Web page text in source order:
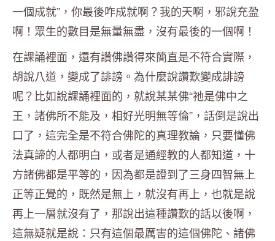
一個成就”，你最後咋成就啊？我的天啊，邪說充盈
啊！眾生的數目是無量無盡，沒有最後的一個啊！
在課誦裡面，還有讚佛讚得來簡直是不符合實際，
胡說八道，變成了誹謗。為什麼說讚歎變成誹謗
呢？比如說課誦裡面的，就說某某佛“祂是佛中之
王，諸佛所不能及，相好光明無等倫”，話倒是說出
口了，這完全是不符合佛陀的真理教論，只要懂佛
法真諦的人都明白，或者是通經教的人都知道，十
方諸佛都是平等的，因為都是證到了三身四智無上
正等正覺的，既然是無上，就沒有再上，也就是說
再上一層就沒有了，那說出這種讚歎的話以後啊，
這無疑就是說：只有這個最厲害的這個佛陀、諸佛